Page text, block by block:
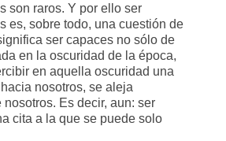
son raros. Y por ello ser
es, sobre todo, una cuestión de
ser capaces no sólo de
en la oscuridad de la época,
en aquella oscuridad una
nosotros, se aleja
nosotros. Es decir, aun: ser
cita a la que se puede solo